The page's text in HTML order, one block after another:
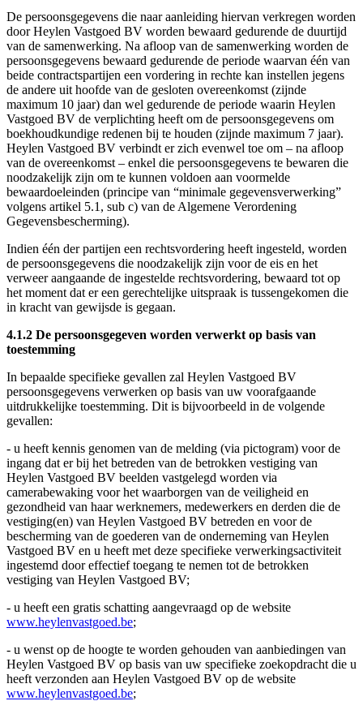
De persoonsgegevens die naar aanleiding hiervan verkregen worden
door Heylen Vastgoed BV worden bewaard gedurende de duurtijd
van de samenwerking. Na afloop van de samenwerking worden de
persoonsgegevens bewaard gedurende de periode waarvan één van
beide contractspartijen een vordering in rechte kan instellen jegens
de andere uit hoofde van de gesloten overeenkomst (zijnde
maximum 10 jaar) dan wel gedurende de periode waarin Heylen
Vastgoed BV de verplichting heeft om de persoonsgegevens om
boekhoudkundige redenen bij te houden (zijnde maximum 7 jaar).
Heylen Vastgoed BV verbindt er zich evenwel toe om – na afloop
van de overeenkomst – enkel die persoonsgegevens te bewaren die
noodzakelijk zijn om te kunnen voldoen aan voormelde
bewaardoeleinden (principe van “minimale gegevensverwerking”
volgens artikel 5.1, sub c) van de Algemene Verordening
Gegevensbescherming).
Indien één der partijen een rechtsvordering heeft ingesteld, worden
de persoonsgegevens die noodzakelijk zijn voor de eis en het
verweer aangaande de ingestelde rechtsvordering, bewaard tot op
het moment dat er een gerechtelijke uitspraak is tussengekomen die
in kracht van gewijsde is gegaan.
4.1.2 De persoonsgegeven worden verwerkt op basis van
toestemming
In bepaalde specifieke gevallen zal Heylen Vastgoed BV
persoonsgegevens verwerken op basis van uw voorafgaande
uitdrukkelijke toestemming. Dit is bijvoorbeeld in de volgende
gevallen:
- u heeft kennis genomen van de melding (via pictogram) voor de
ingang dat er bij het betreden van de betrokken vestiging van
Heylen Vastgoed BV beelden vastgelegd worden via
camerabewaking voor het waarborgen van de veiligheid en
gezondheid van haar werknemers, medewerkers en derden die de
vestiging(en) van Heylen Vastgoed BV betreden en voor de
bescherming van de goederen van de onderneming van Heylen
Vastgoed BV en u heeft met deze specifieke verwerkingsactiviteit
ingestemd door effectief toegang te nemen tot de betrokken
vestiging van Heylen Vastgoed BV;
- u heeft een gratis schatting aangevraagd op de website
www.heylenvastgoed.be;
- u wenst op de hoogte te worden gehouden van aanbiedingen van
Heylen Vastgoed BV op basis van uw specifieke zoekopdracht die u
heeft verzonden aan Heylen Vastgoed BV op de website
www.heylenvastgoed.be;